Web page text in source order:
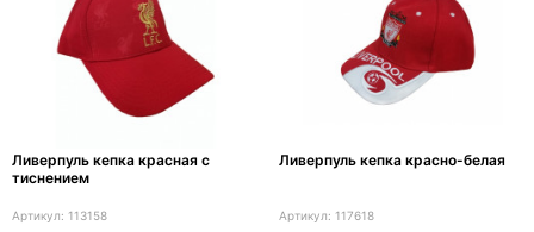
Ливерпуль кепка красная с
тиснением
113158
Ливерпуль кепка красно-белая
117618